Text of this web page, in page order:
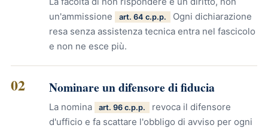
un'ammissione
art. 64 c.p.p.
Ogni dichiarazione
resa senza assistenza tecnica entra nel fascicolo
e non ne esce più.
02 Nominare un difensore di fiducia
La nomina art. 96 c.p.p.
revoca il difensore
d'ufficio e fa scattare l'obbligo di avviso per ogni